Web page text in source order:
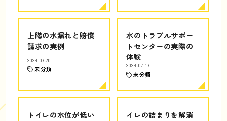
上階の水漏れと賠償
請求の実例
2024.07.20
未分類
水のトラブルサポー
トセンターの実際の
体験
2024.07.17
未分類
トイレの水位が低い
イレの詰まりを解消